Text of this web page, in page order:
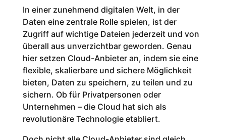
und Datensicherheit
4. Nahtlose
Zusammenarbeit
5. Umweltfreundlichkeit
6. Skalierbarkeit und
Anpassungsfähigkeit
7. Schutz vor Datenverlust
und Wiederherstellung
Welche Faktoren sollten Sie bei
der Wahl eines Cloud-Anbieters
beachten?
1. Speicherplatz und
Preisgestaltung
2. Sicherheit und
In einer zunehmend digitalen Welt, in der
Daten eine zentrale Rolle spielen, ist der
Zugriff auf wichtige Dateien jederzeit und von
überall aus unverzichtbar geworden. Genau
hier setzen Cloud-Anbieter an, indem sie eine
flexible, skalierbare und sichere Möglichkeit
bieten, Daten zu speichern, zu teilen und zu
sichern. Ob für Privatpersonen oder
Unternehmen – die Cloud hat sich als
revolutionäre Technologie etabliert.